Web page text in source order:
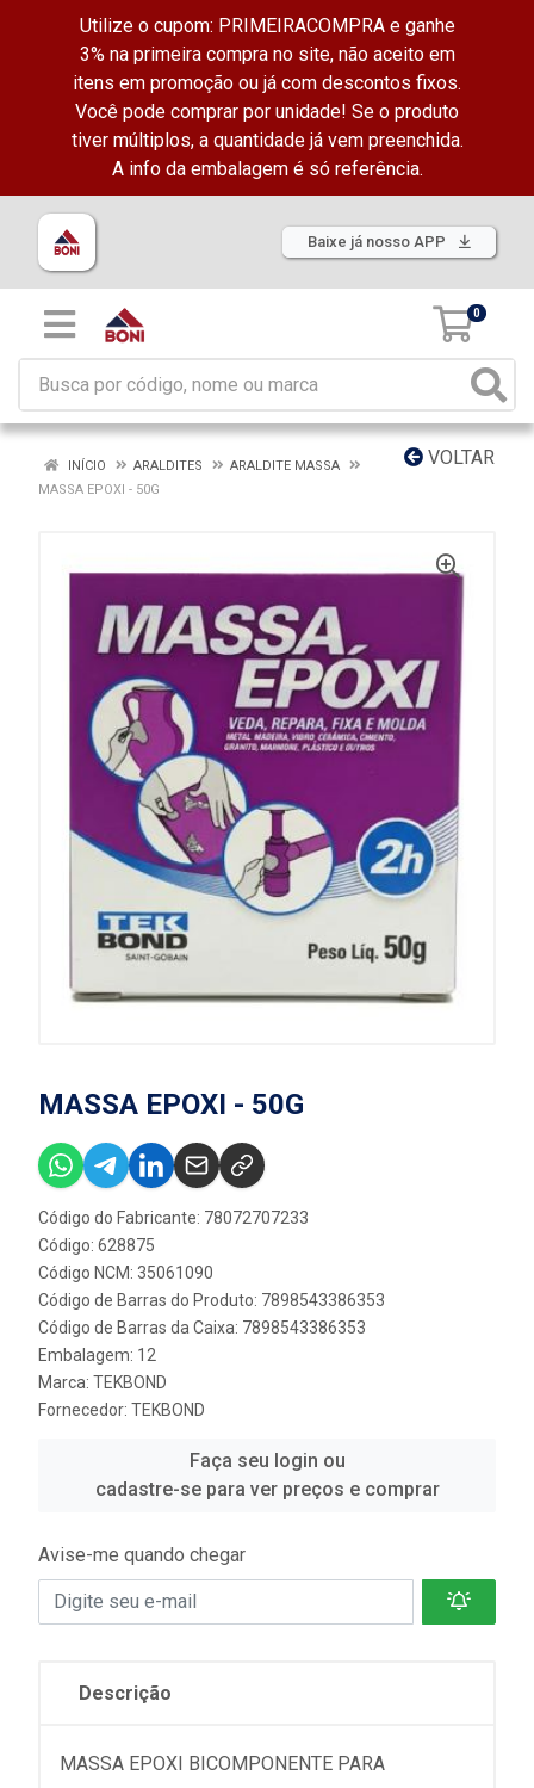
Utilize o cupom: PRIMEIRACOMPRA e ganhe
3% na primeira compra no site, não aceito em
itens em promoção ou já com descontos fixos.
Você pode comprar por unidade! Se o produto
tiver múltiplos, a quantidade já vem preenchida.
A info da embalagem é só referência.
Baixe já nosso APP
0
VOLTAR
INÍCIO ARALDITES
ARALDITE MASSA
MASSA EPOXI - 50G
MASSA EPOXI - 50G
Código do Fabricante: 78072707233
Código: 628875
Código NCM: 35061090
Código de Barras do Produto: 7898543386353
Código de Barras da Caixa: 7898543386353
Embalagem: 12
Marca: TEKBOND
Fornecedor: TEKBOND
Faça seu login ou
cadastre-se para ver preços e comprar
Avise-me quando chegar
Descrição
MASSA EPOXI BICOMPONENTE PARA